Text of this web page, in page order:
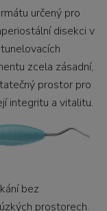
určený pro
disekci v
zcela zásadní,
prostor pro
integritu a vitalitu.
bez
prostorech.